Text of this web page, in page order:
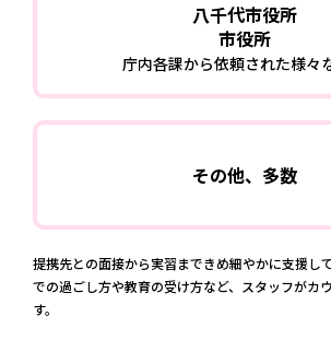
八千代市役所
市役所
庁内各課から依頼された様々
その他、多数
提携先との面接から実習まできめ細やかに支援し
での過ごし方や教育の受け方など、スタッフがカ
す。